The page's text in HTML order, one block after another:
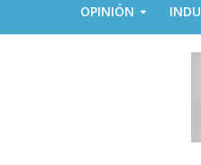
OPINIÓN